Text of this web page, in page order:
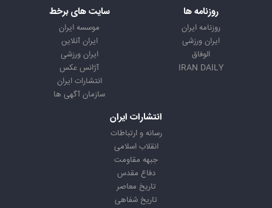
روزنامه ها
روزنامه ایران
ایران ورزشی
الوفاق
IRAN DAILY
سایت های برخط
موسسه ایران
ایران آنلاین
ایران ورزشی
آژانس عکس
انتشارات ایران
سازمان آگهی ها
انتشارات ایران
رسانه و ارتباطات
انقلاب اسلامی
جبهه مقاومت
دفاع مقدس
تاریخ معاصر
تاریخ شفاهی